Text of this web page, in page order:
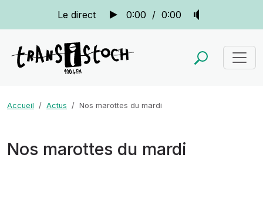
Le direct 0:00 / 0:00
Accueil Actus Nos marottes du mardi
Nos marottes du mardi